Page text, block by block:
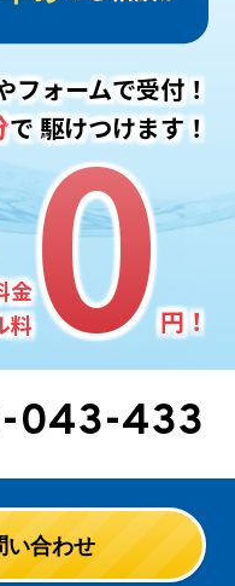
金
料0
0円！
フォームで受付！
で駆けつけます！
043-433
い合わせ